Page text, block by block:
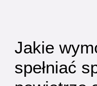
Jakie
spełniać